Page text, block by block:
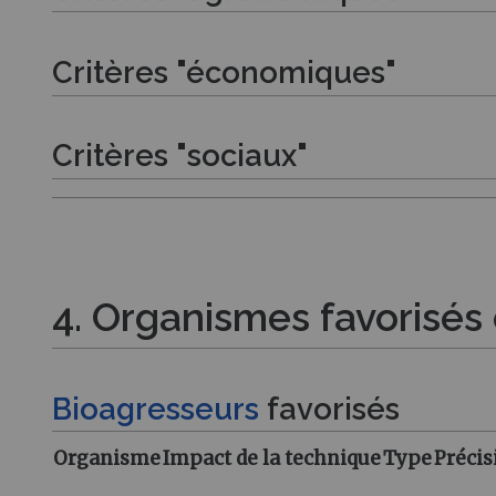
Critères "économiques"
Critères "sociaux"
4. Organismes favorisés
Bioagresseurs favorisés
OrganismeImpact de la techniqueType